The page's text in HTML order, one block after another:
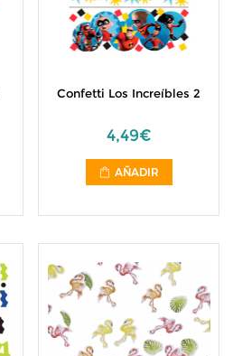
Confetti Los Increíbles 2
4,49€
AÑADIR